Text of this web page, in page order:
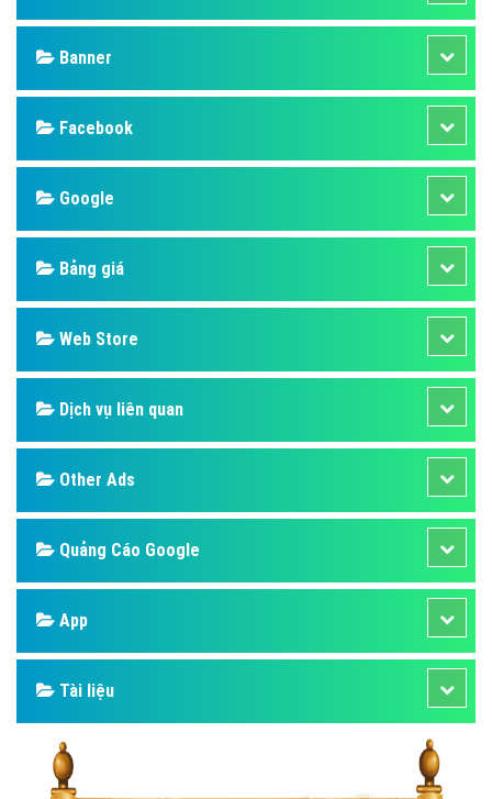
Banner
Facebook
Google
Bảng giá
Web Store
Dịch vụ liên quan
Other Ads
Quảng Cáo Google
App
Tài liệu